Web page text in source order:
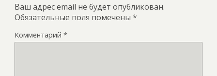
Ваш адрес email не будет опубликован.
Обязательные поля помечены *
Комментарий *